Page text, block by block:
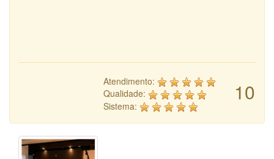
10
Atendimento:
Qualidade:
Sistema: